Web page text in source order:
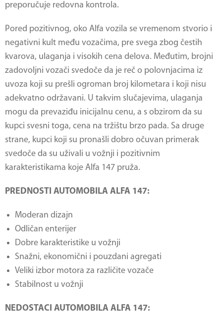
preporučuje redovna kontrola.
Pored pozitivnog, oko Alfa vozila se vremenom stvorio i
negativni kult među vozačima, pre svega zbog čestih
kvarova, ulaganja i visokih cena delova. Međutim, brojni
zadovoljni vozači svedoče da je reč o polovnjacima iz
uvoza koji su prešli ogroman broj kilometara i koji nisu
adekvatno održavani. U takvim slučajevima, ulaganja
mogu da prevaziđu inicijalnu cenu, a s obzirom da su
kupci svesni toga, cena na tržištu brzo pada. Sa druge
strane, kupci koji su pronašli dobro očuvan primerak
svedoče da su uživali u vožnji i pozitivnim
karakteristikama koje Alfa 147 pruža.
PREDNOSTI AUTOMOBILA ALFA 147:
Moderan dizajn
Odličan enterijer
Dobre karakteristike u vožnji
Snažni, ekonomični i pouzdani agregati
Veliki izbor motora za različite vozače
Stabilnost u vožnji
NEDOSTACI AUTOMOBILA ALFA 147: